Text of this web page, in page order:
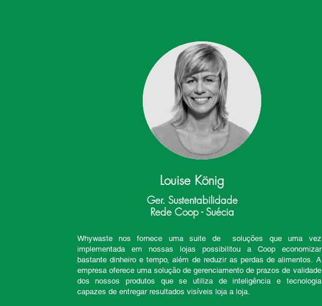
Louise König
Ger. Sustentabilidade
Rede Coop - Suécia
Whywaste nos fornece uma suite de soluções que uma vez
implementada em nossas lojas possibilitou a Coop economizar
bastante dinheiro e tempo, além de reduzir as perdas de alimentos. A
empresa oferece uma solução de gerenciamento de prazos de validade
dos nossos produtos que se utiliza de inteligência e tecnologia
capazes de entregar resultados visíveis loja a loja.